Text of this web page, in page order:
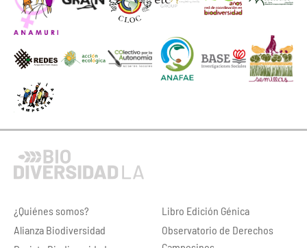
¿Quiénes somos?
Alianza Biodiversidad
Libro Edición Génica
Observatorio de Derechos